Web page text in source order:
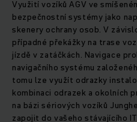
Využití vozíků AGV ve
bezpečnostní systémy jako
skenery ochrany osob. V
případné překážky na trase
jízdě v zatáčkách. Navigace
navigačního systému
tomu lze využít odrazky
kombinaci odrazek a okolních
na bázi sériových vozíků
zapojit do vašeho stávajícího